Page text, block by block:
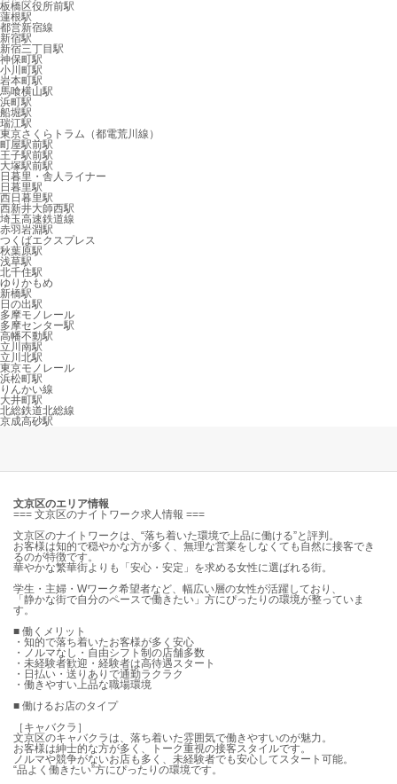
板橋区役所前駅
蓮根駅
都営新宿線
新宿駅
新宿三丁目駅
神保町駅
小川町駅
岩本町駅
馬喰横山駅
浜町駅
船堀駅
瑞江駅
東京さくらトラム（都電荒川線）
町屋駅前駅
王子駅前駅
大塚駅前駅
日暮里・舎人ライナー
日暮里駅
西日暮里駅
西新井大師西駅
埼玉高速鉄道線
赤羽岩淵駅
つくばエクスプレス
秋葉原駅
浅草駅
北千住駅
ゆりかもめ
新橋駅
日の出駅
多摩モノレール
多摩センター駅
高幡不動駅
立川南駅
立川北駅
東京モノレール
浜松町駅
りんかい線
大井町駅
北総鉄道北総線
京成高砂駅
文京区のエリア情報
=== 文京区のナイトワーク求人情報 ===
文京区のナイトワークは、“落ち着いた環境で上品に働ける”と評判。
お客様は知的で穏やかな方が多く、無理な営業をしなくても自然に接客でき
るのが特徴です。
華やかな繁華街よりも「安心・安定」を求める女性に選ばれる街。
学生・主婦・Wワーク希望者など、幅広い層の女性が活躍しており、
「静かな街で自分のペースで働きたい」方にぴったりの環境が整っていま
す。
■ 働くメリット
・知的で落ち着いたお客様が多く安心
・ノルマなし・自由シフト制の店舗多数
・未経験者歓迎・経験者は高待遇スタート
・日払い・送りありで通勤ラクラク
・働きやすい上品な職場環境
■ 働けるお店のタイプ
［キャバクラ］
文京区のキャバクラは、落ち着いた雰囲気で働きやすいのが魅力。
お客様は紳士的な方が多く、トーク重視の接客スタイルです。
ノルマや競争がないお店も多く、未経験者でも安心してスタート可能。
“品よく働きたい”方にぴったりの環境です。